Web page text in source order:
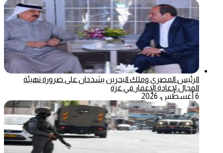
الرئيس المصري وملك البحرين يشددان على ضرورة تهيئة
المجال لإعادة الإعمار في غزة
6 أغسطس، 2026